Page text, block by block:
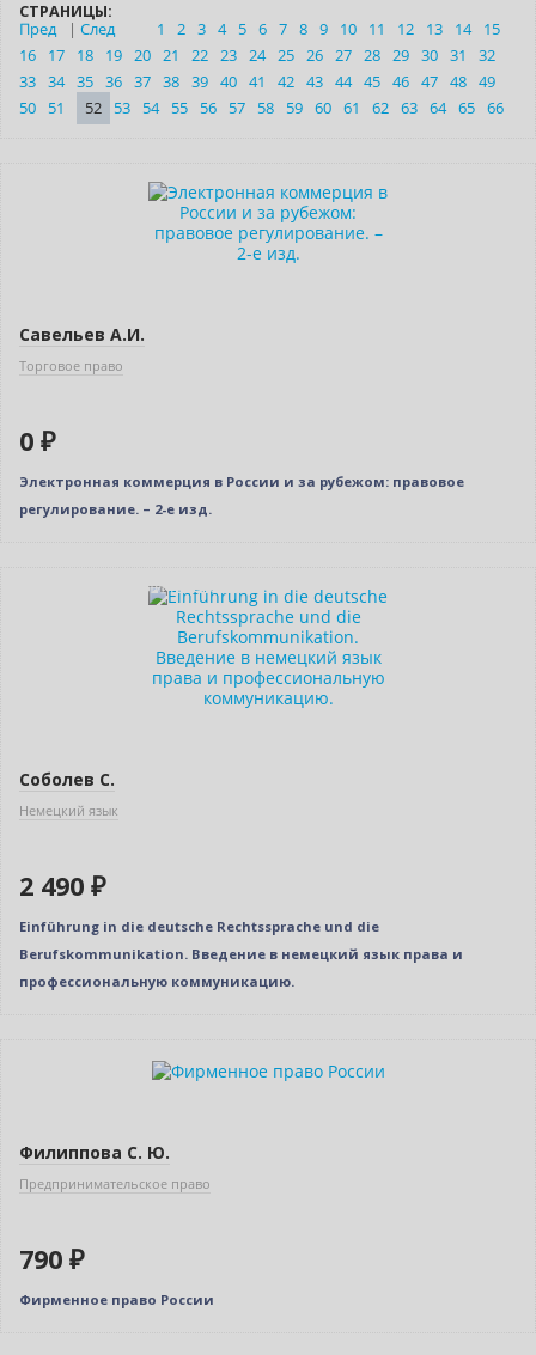
СТРАНИЦЫ:
Пред
| След 1 2 3 4 5 6 7 8 9 10 11 12 13 14
15
16
17 18 19 20 21 22 23 24 25 26 27 28 29 30 31
32
33 34 35 36 37 38 39 40 41 42 43 44 45 46 47 48 49
50
51 52 53 54 55 56 57 58 59 60 61 62 63 64 65 66
Савельев А.И.
Торговое право
0 ₽
Электронная коммерция в России и за рубежом: правовое
регулирование. – 2-е изд.
Индивидуальный подход
Соболев С.
Немецкий язык
2 490 ₽
Einführung in die deutsche Rechtssprache und die
Berufskommunikation. Введение в немецкий язык права и
профессиональную коммуникацию.
Филиппова С. Ю.
Предпринимательское право
790 ₽
Фирменное право России